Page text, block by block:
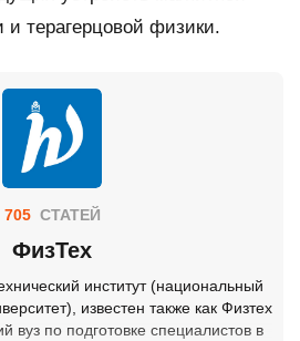
и терагерцовой физики.
ФизТех
705 СТАТЕЙ
институт (национальный
известен также как Физтех
вуз по подготовке специалистов в